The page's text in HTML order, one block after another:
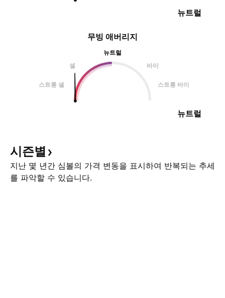
뉴트럴
무빙 애버리지
뉴트럴
셀
바이
스트롱 셀 스트롱 바이
뉴트럴
시즌별
지난 몇 년간 심볼의 가격 변동을 표시하여 반복되는 추세
를 파악할 수 있습니다.